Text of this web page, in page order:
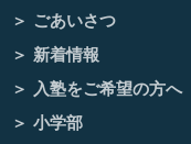
ごあいさつ
新着情報
入塾をご希望の方へ
小学部